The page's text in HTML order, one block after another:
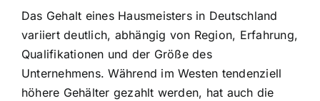
Das Gehalt eines Hausmeisters in Deutschland
variiert deutlich, abhängig von Region, Erfahrung,
Qualifikationen und der Größe des
Unternehmens. Während im Westen tendenziell
höhere Gehälter gezahlt werden, hat auch die